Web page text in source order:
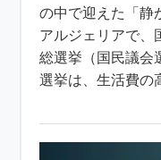
の中で迎えた「静
アルジェリアで、
総選挙（国民議会
選挙は、生活費の